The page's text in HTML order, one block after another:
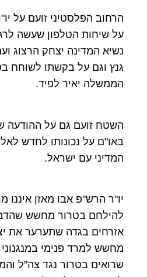
הרחוב הפלסטיני זועם על
על שיחות הטלפון שעשה
נשיא המדינה יצחק הרצוג
גנץ וגם על בקשתו לשוחח
הממשלה יאיר לפיד.
השטח זועם גם על ההודעה
באו"ם על נכונותו לחדש
המדיני עם ישראל.
יו"ר הרש"פ אבו מאזן
להילחם בטרור מחשש
אזרחים בגדה שתערער את
מחשש למרד פנימי
שרואים בטרור נגד צה"ל